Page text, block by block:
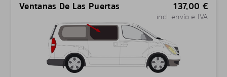
Ventanas De Las Puertas 137,00 €
incl. envío e IVA